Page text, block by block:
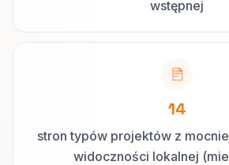
wstępnej
14
stron typów projektów z
widoczności lokalnej